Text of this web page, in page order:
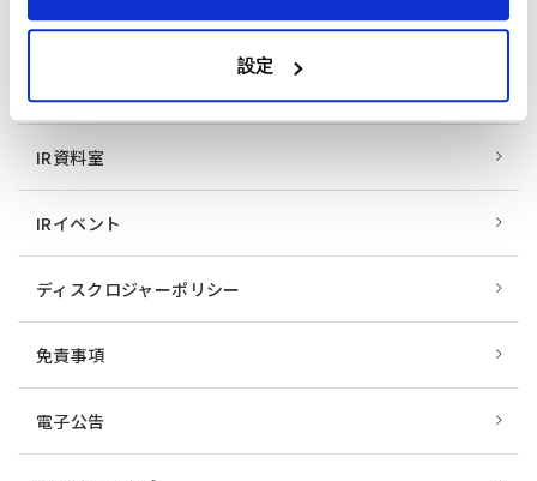
設定
株主総会・株式情報
IR資料室
IRイベント
ディスクロジャーポリシー
免責事項
電子公告